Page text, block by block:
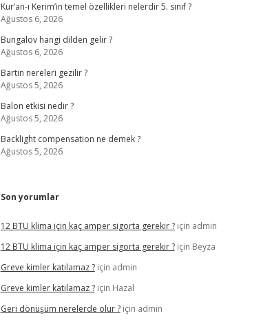
Kur’an-ı Kerim’in temel özellikleri nelerdir 5. sınıf ?
Ağustos 6, 2026
Bungalov hangi dilden gelir ?
Ağustos 6, 2026
Bartın nereleri gezilir ?
Ağustos 5, 2026
Balon etkisi nedir ?
Ağustos 5, 2026
Backlight compensation ne demek ?
Ağustos 5, 2026
Son yorumlar
12 BTU klima için kaç amper sigorta gerekir ?için admin
12 BTU klima için kaç amper sigorta gerekir ?için Beyza
Greve kimler katılamaz ?için admin
Greve kimler katılamaz ?için Hazal
Geri dönüşüm nerelerde olur ?için admin